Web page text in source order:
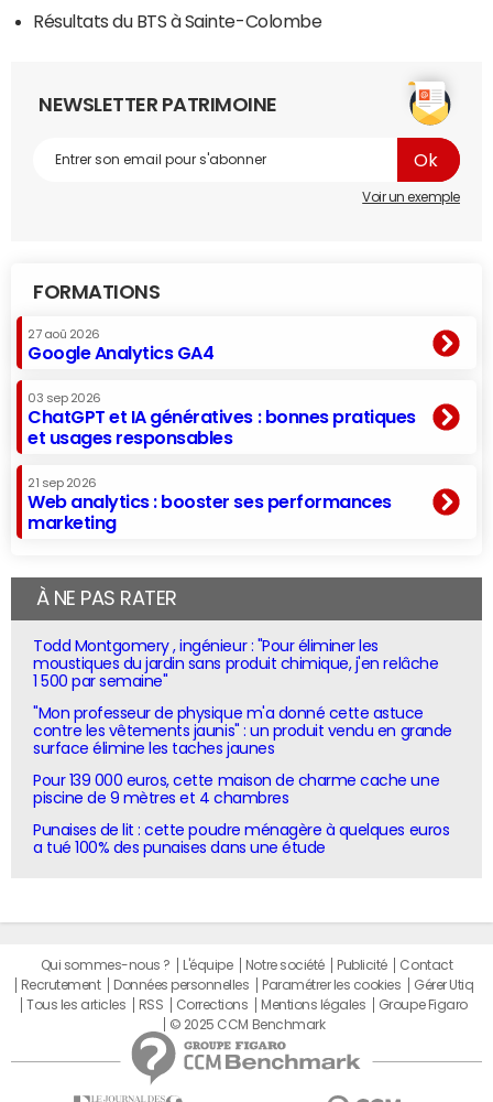
Résultats du BTS à Sainte-Colombe
NEWSLETTER PATRIMOINE
Voir un exemple
FORMATIONS
27 aoû 2026
Google Analytics GA4
03 sep 2026
ChatGPT et IA génératives : bonnes pratiques
et usages responsables
21 sep 2026
Web analytics : booster ses performances
marketing
À NE PAS RATER
Todd Montgomery , ingénieur : "Pour éliminer les
moustiques du jardin sans produit chimique, j'en relâche
1 500 par semaine"
"Mon professeur de physique m'a donné cette astuce
contre les vêtements jaunis" : un produit vendu en grande
surface élimine les taches jaunes
Pour 139 000 euros, cette maison de charme cache une
piscine de 9 mètres et 4 chambres
Punaises de lit : cette poudre ménagère à quelques euros
a tué 100% des punaises dans une étude
Qui sommes-nous ? L'équipe Notre société Publicité
Contact
Recrutement
Données personnelles Paramétrer les cookies
Gérer Utiq
Tous les articles
RSS Corrections Mentions légales
Groupe Figaro
© 2025 CCM Benchmark